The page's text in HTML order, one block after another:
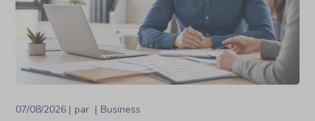
07/08/2026 par Business